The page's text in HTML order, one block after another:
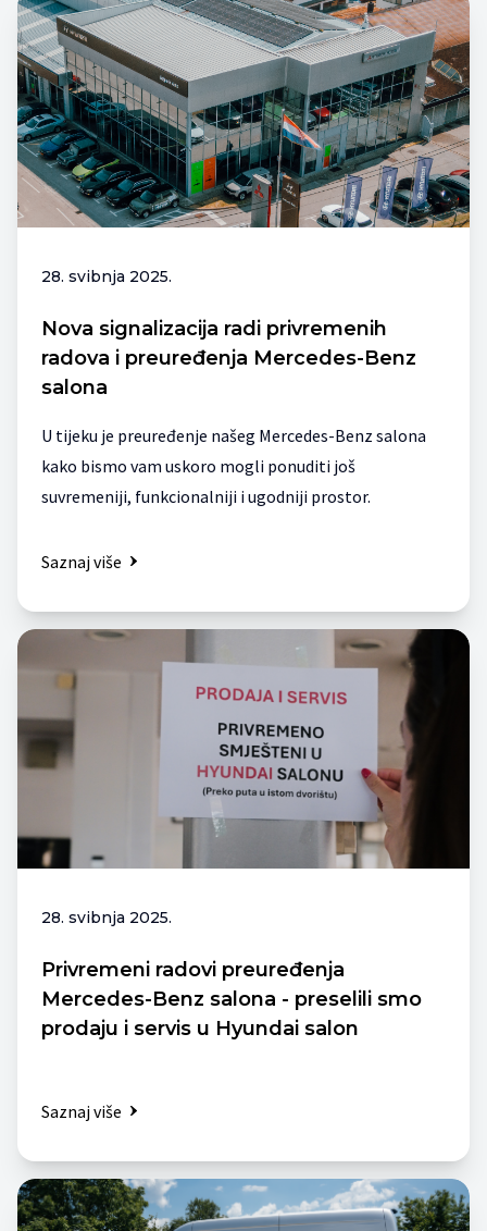
28. svibnja 2025.
Nova signalizacija radi privremenih
radova i preuređenja Mercedes-Benz
salona
U tijeku je preuređenje našeg Mercedes-Benz salona
kako bismo vam uskoro mogli ponuditi još
suvremeniji, funkcionalniji i ugodniji prostor.
Saznaj više
28. svibnja 2025.
Privremeni radovi preuređenja
Mercedes-Benz salona - preselili smo
prodaju i servis u Hyundai salon
Saznaj više